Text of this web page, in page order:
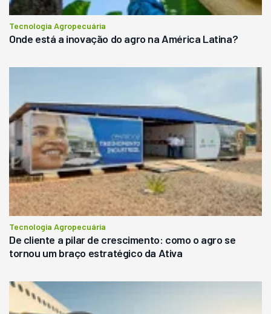
Tecnologia Agropecuária
Onde está a inovação do agro na América Latina?
Tecnologia Agropecuária
De cliente a pilar de crescimento: como o agro se
tornou um braço estratégico da Ativa